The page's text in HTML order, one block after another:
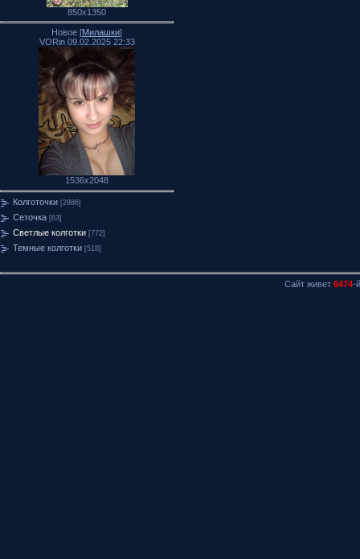
850x1350
Новое [Милашки]
VORin 09.02.2025 22:33
1536x2048
Колготочки [2886]
Сеточка [63]
Светлые колготки [772]
Темные колготки [518]
Сайт живет 6474-